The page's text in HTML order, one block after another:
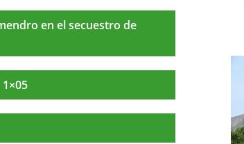
en el secuestro de